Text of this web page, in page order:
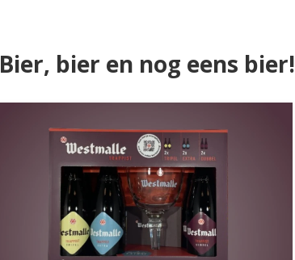
Bier, bier en nog eens bier!